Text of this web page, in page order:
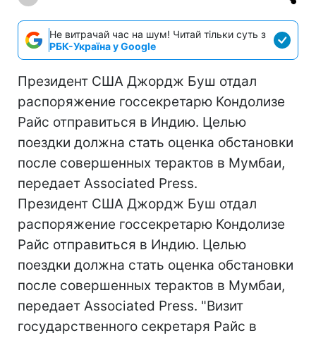
Не витрачай час на шум! Читай тільки суть з
РБК-Україна у Google
Президент США Джордж Буш отдал
распоряжение госсекретарю Кондолизе
Райс отправиться в Индию. Целью
поездки должна стать оценка обстановки
после совершенных терактов в Мумбаи,
передает Associated Press.
Президент США Джордж Буш отдал
распоряжение госсекретарю Кондолизе
Райс отправиться в Индию. Целью
поездки должна стать оценка обстановки
после совершенных терактов в Мумбаи,
передает Associated Press. "Визит
государственного секретаря Райс в